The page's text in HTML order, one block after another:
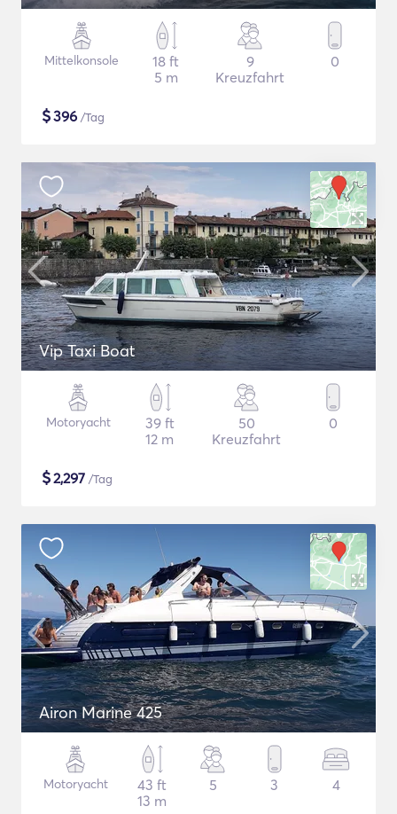
Mittelkonsole
18 ft
5 m
9
Kreuzfahrt
0
$396 /Tag
Vip Taxi Boat
Motoryacht
39 ft
12 m
50
Kreuzfahrt
0
$2,297 /Tag
Airon Marine 425
Motoryacht
43 ft
13 m
5 3 4